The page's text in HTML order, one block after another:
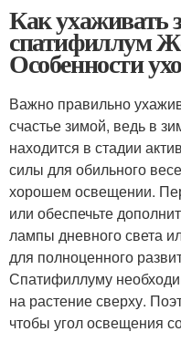
Как ухаживать
спатифиллум
Особенности
Важно правильно
счастье зимой, ведь в
находится в стадии
силы для обильного
хорошем освещении.
или обеспечьте
лампы дневного света
для полноценного
Спатифиллуму
на растение сверху.
чтобы угол освещения